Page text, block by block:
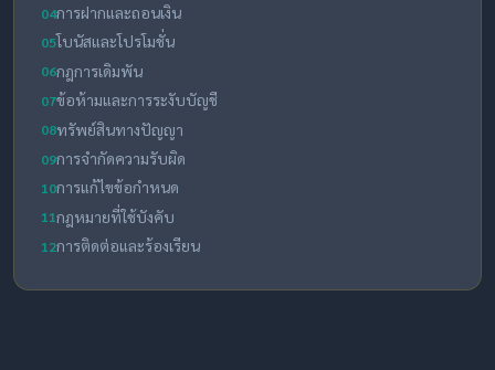
04การฝากและถอนเงิน
05โบนัสและโปรโมชั่น
06กฎการเดิมพัน
07ข้อห้ามและการระงับบัญชี
08ทรัพย์สินทางปัญญา
09การจำกัดความรับผิด
10การแก้ไขข้อกำหนด
11กฎหมายที่ใช้บังคับ
12การติดต่อและร้องเรียน